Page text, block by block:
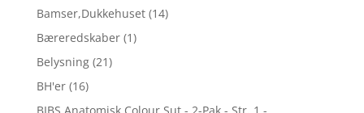
Bamser,Dukkehuset (14)
Bæreredskaber (1)
Belysning (21)
BH'er (16)